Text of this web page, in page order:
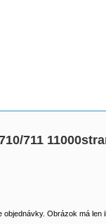
711
Obrázok má len